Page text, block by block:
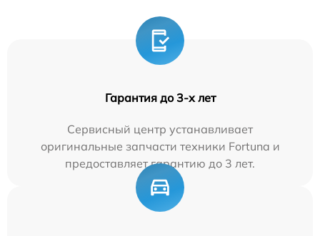
Гарантия до 3-х лет
Сервисный центр устанавливает
оригинальные запчасти техники Fortuna и
предоставляет гарантию до 3 лет.